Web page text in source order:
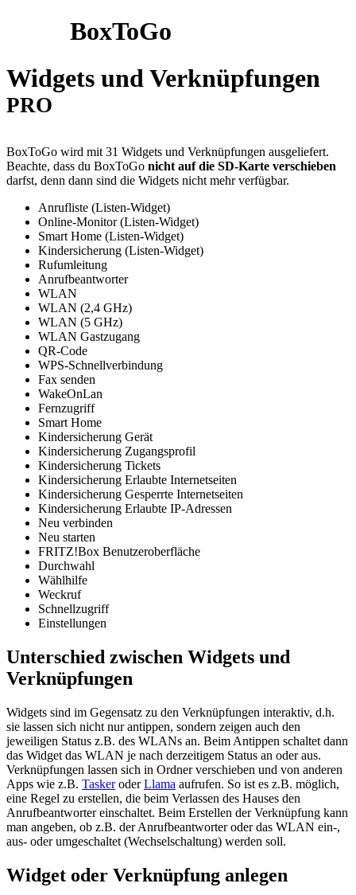
BoxToGo
Widgets und Verknüpfungen
PRO
BoxToGo wird mit 31 Widgets und Verknüpfungen ausgeliefert.
Beachte, dass du BoxToGo nicht auf die SD-Karte verschieben
darfst, denn dann sind die Widgets nicht mehr verfügbar.
Anrufliste (Listen-Widget)
Online-Monitor (Listen-Widget)
Smart Home (Listen-Widget)
Kindersicherung (Listen-Widget)
Rufumleitung
Anrufbeantworter
WLAN
WLAN (2,4 GHz)
WLAN (5 GHz)
WLAN Gastzugang
QR-Code
WPS-Schnellverbindung
Fax senden
WakeOnLan
Fernzugriff
Smart Home
Kindersicherung Gerät
Kindersicherung Zugangsprofil
Kindersicherung Tickets
Kindersicherung Erlaubte Internetseiten
Kindersicherung Gesperrte Internetseiten
Kindersicherung Erlaubte IP-Adressen
Neu verbinden
Neu starten
FRITZ!Box Benutzeroberfläche
Durchwahl
Wählhilfe
Weckruf
Schnellzugriff
Einstellungen
Unterschied zwischen Widgets und
Verknüpfungen
Widgets sind im Gegensatz zu den Verknüpfungen interaktiv, d.h.
sie lassen sich nicht nur antippen, sondern zeigen auch den
jeweiligen Status z.B. des WLANs an. Beim Antippen schaltet dann
das Widget das WLAN je nach derzeitigem Status an oder aus.
Verknüpfungen lassen sich in Ordner verschieben und von anderen
Apps wie z.B. TaskeroderLlama aufrufen. So ist es z.B. möglich,
eine Regel zu erstellen, die beim Verlassen des Hauses den
Anrufbeantworter einschaltet. Beim Erstellen der Verknüpfung kann
man angeben, ob z.B. der Anrufbeantworter oder das WLAN ein-,
aus- oder umgeschaltet (Wechselschaltung) werden soll.
Widget oder Verknüpfung anlegen